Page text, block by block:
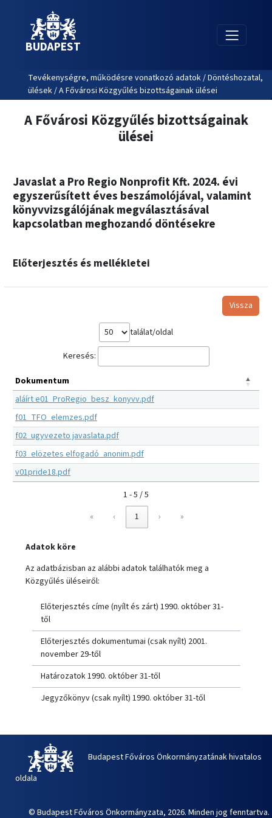
BUDAPEST
Tevékenységre, működésre vonatkozó adatok / Döntéshozatal,
ülések / A Fővárosi Közgyűlés bizottságainak ülései
A Fővárosi Közgyűlés bizottságainak
ülései
Javaslat a Pro Regio Nonprofit Kft. 2024. évi
egyszerűsített éves beszámolójával, valamint
könyvvizsgálójának megválasztásával
kapcsolatban meghozandó döntésekre
Előterjesztés és mellékletei
Vissza
találat/oldal
Keresés:
Dokumentum
aláírt e01_ProRegio_besz_konyvv.pdf
f01_TFO_elemzes.pdf
f02_ugyvezeto javaslata.pdf
f03_elözetes elfogadó_anonim.pdf
v01pride18.pdf
1 - 5 / 5
«
‹ 1 › »
Adatok köre
Az adatbázisban az alábbi adatok találhatók meg a
Közgyűlés üléseiről:
Előterjesztés címe (nyílt és zárt) 1990. október 31-
től
Előterjesztés dokumentumai (csak nyílt) 2001.
november 29-től
Határozatok 1990. október 31-től
Jegyzőkönyv (csak nyílt) 1990. október 31-től
Budapest Főváros Önkormányzatának hivatalos
oldala
© Budapest Főváros Önkormányzata, 2026. Minden jog fenntartva.